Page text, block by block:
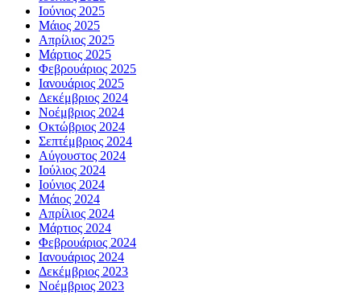
Ιούνιος 2025
Μάιος 2025
Απρίλιος 2025
Μάρτιος 2025
Φεβρουάριος 2025
Ιανουάριος 2025
Δεκέμβριος 2024
Νοέμβριος 2024
Οκτώβριος 2024
Σεπτέμβριος 2024
Αύγουστος 2024
Ιούλιος 2024
Ιούνιος 2024
Μάιος 2024
Απρίλιος 2024
Μάρτιος 2024
Φεβρουάριος 2024
Ιανουάριος 2024
Δεκέμβριος 2023
Νοέμβριος 2023